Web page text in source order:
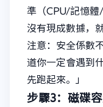
準（CPU/記憶體
沒有現成數據，
注意：安全係數
道你一定會遇到
先跑起來。」
步驟3：磁碟